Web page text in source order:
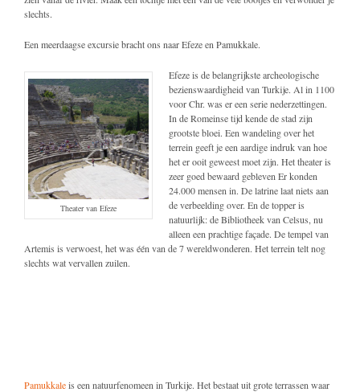
slechts.
Een meerdaagse excursie bracht ons naar Efeze en Pamukkale.
Theater van Efeze
Efeze is de belangrijkste archeologische
bezienswaardigheid van Turkije. Al in 1100
voor Chr. was er een serie nederzettingen.
In de Romeinse tijd kende de stad zijn
grootste bloei. Een wandeling over het
terrein geeft je een aardige indruk van hoe
het er ooit geweest moet zijn. Het theater is
zeer goed bewaard gebleven Er konden
24.000 mensen in. De latrine laat niets aan
de verbeelding over. En de topper is
natuurlijk: de Bibliotheek van Celsus, nu
alleen een prachtige façade. De tempel van
Artemis is verwoest, het was één van de 7 wereldwonderen. Het terrein telt nog
slechts wat vervallen zuilen.
Pamukkaleis een natuurfenomeen in Turkije. Het bestaat uit grote terrassen waar